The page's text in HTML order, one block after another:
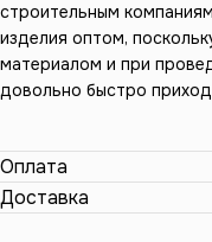
строительным
изделия оптом,
материалом и при
довольно быстро
Оплата
Доставка